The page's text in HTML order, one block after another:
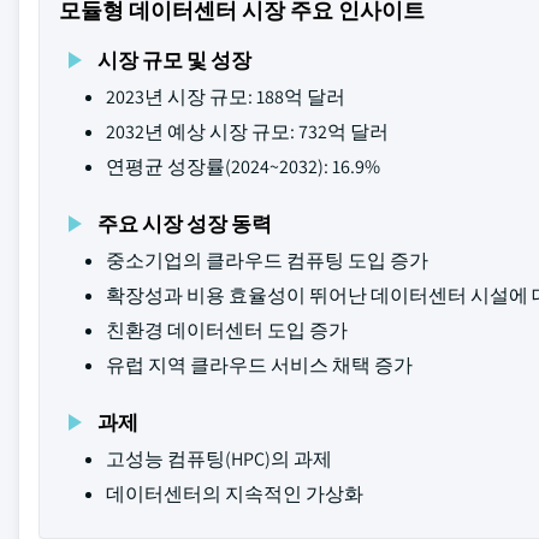
모듈형 데이터센터 시장 주요 인사이트
시장 규모 및 성장
2023년 시장 규모: 188억 달러
2032년 예상 시장 규모: 732억 달러
연평균 성장률(2024~2032): 16.9%
주요 시장 성장 동력
중소기업의 클라우드 컴퓨팅 도입 증가
확장성과 비용 효율성이 뛰어난 데이터센터 시설에
친환경 데이터센터 도입 증가
유럽 지역 클라우드 서비스 채택 증가
과제
고성능 컴퓨팅(HPC)의 과제
데이터센터의 지속적인 가상화